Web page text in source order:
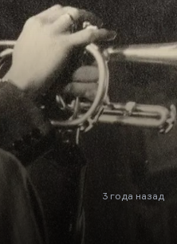
3 года назад